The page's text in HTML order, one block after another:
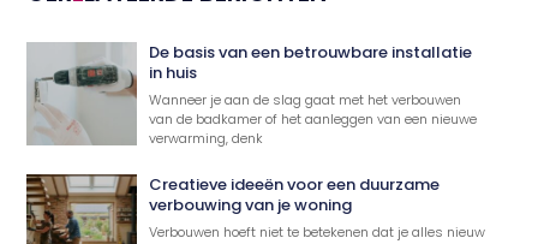
De basis van een betrouwbare installatie
in huis
Wanneer je aan de slag gaat met het verbouwen
van de badkamer of het aanleggen van een nieuwe
verwarming, denk
Creatieve ideeën voor een duurzame
verbouwing van je woning
Verbouwen hoeft niet te betekenen dat je alles nieuw